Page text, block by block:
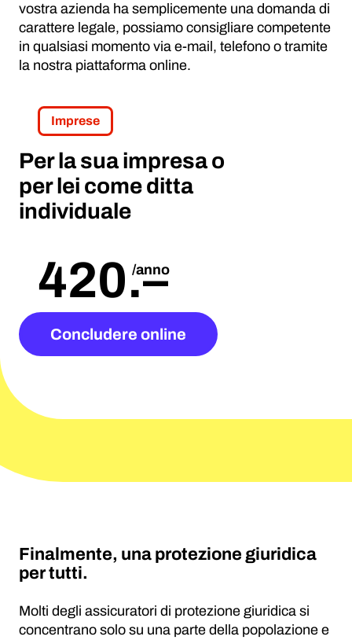
vostra azienda ha semplicemente una domanda di
carattere legale, possiamo consigliare competente
in qualsiasi momento via e-mail, telefono o tramite
la nostra piattaforma online.
Imprese
Per la sua impresa o
per lei come ditta
individuale
420 /anno
.–
Concludere online
Finalmente, una protezione giuridica
per tutti.
Molti degli assicuratori di protezione giuridica si
concentrano solo su una parte della popolazione e